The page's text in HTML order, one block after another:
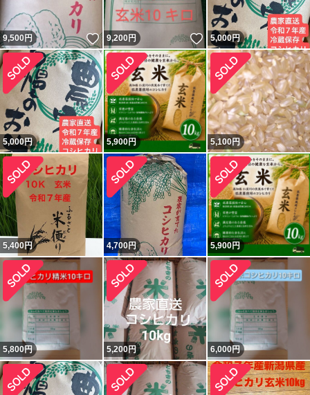
9,500円 いいね！
9,200円 いいね！
5,000円
5,000円 5,900円 5,100円
5,400円 4,700円 5,900円
5,800円 5,200円 6,000円